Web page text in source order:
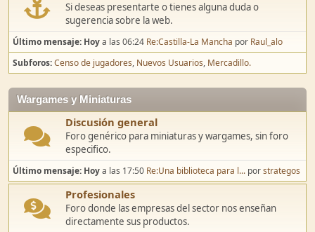
Si deseas presentarte o tienes alguna duda o
sugerencia sobre la web.
Último mensaje: Hoya las 06:24 Re:Castilla-La Mancha por Raul_alo
Subforos Censo de jugadores Nuevos Usuarios Mercadillo.
Wargames y Miniaturas
Discusión general
Foro genérico para miniaturas y wargames, sin foro
especifico.
Último mensaje: Hoya las 17:50 Re:Una biblioteca para l... porstrategos
Profesionales
Foro donde las empresas del sector nos enseñan
directamente sus productos.